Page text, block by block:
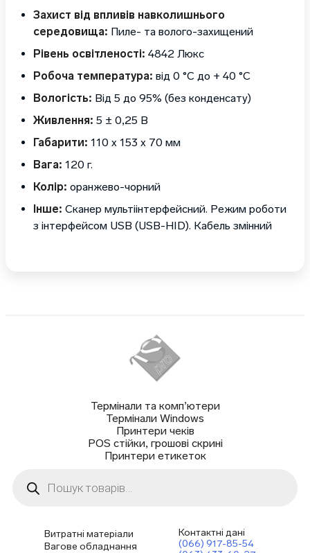
Захист від впливів навколишнього
середовища: Пиле- та волого-захищений
Рівень освітленості: 4842 Люкс
Робоча температура: від 0 °С до + 40 °С
Вологість: Від 5 до 95% (без конденсату)
Живлення: 5 ± 0,25 В
Габарити: 110 x 153 x 70 мм
Вага: 120 г.
Колір: оранжево-чорний
Інше: Сканер мультіінтерфейсний. Режим роботи
з інтерфейсом USB (USB-HID). Кабель змінний
Термінали та комп’ютери
Термінали Windows
Принтери чеків
POS стійки, грошові скрині
Принтери етикеток
товарів
Витратні матеріали
Вагове обладнання
Контактні дані
(066) 917-85-54